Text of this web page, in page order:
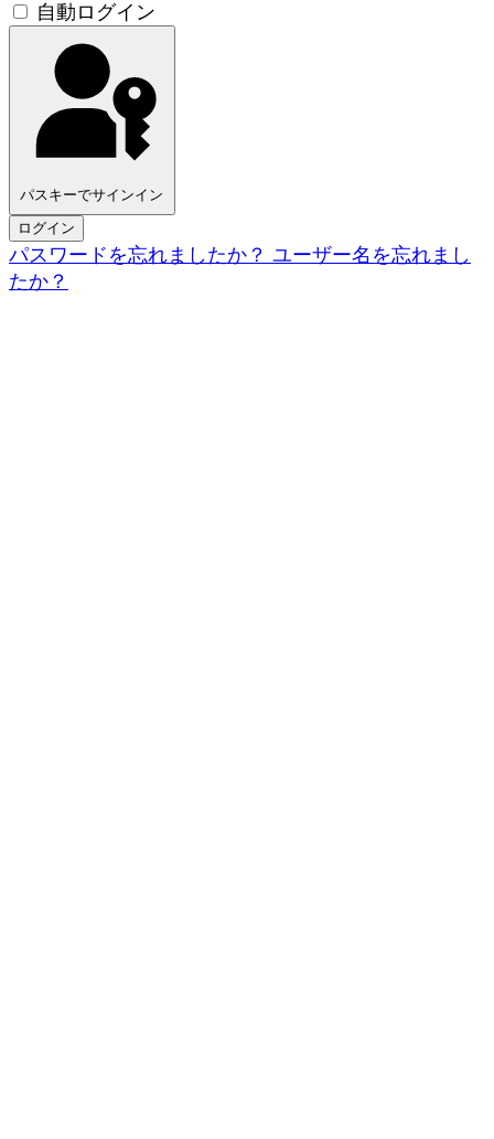
自動ログイン
パスキーでサインイン
ログイン
パスワードを忘れましたか？ ユーザー名を忘れまし
たか？